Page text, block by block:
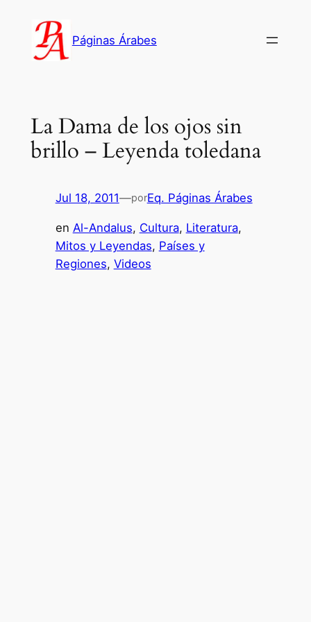
contenido
Páginas Árabes
La Dama de los ojos sin
brillo – Leyenda toledana
Jul 18, 2011—porEq. Páginas Árabes
en Al-Andalus, Cultura, Literatura
Mitos y Leyendas, Países y
Regiones, Videos